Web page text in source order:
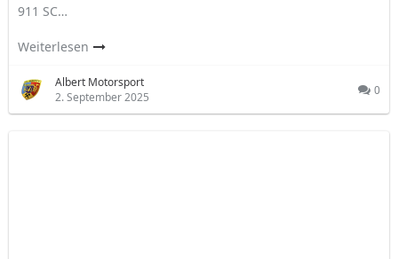
911 SC…
Weiterlesen
Albert Motorsport
2. September 2025
0